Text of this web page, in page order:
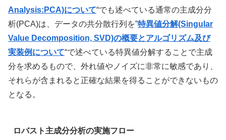
Analysis:PCA)について“でも述べている通常の主成分分
析(PCA)は、データの共分散行列を”特異値分解(Singular
Value Decomposition, SVD)の概要とアルゴリズム及び
実装例について“で述べている特異値分解することで主成
分を求めるもので、外れ値やノイズに非常に敏感であり、
それらが含まれると正確な結果を得ることができないもの
となる。
ロバスト主成分分析の実施フロー